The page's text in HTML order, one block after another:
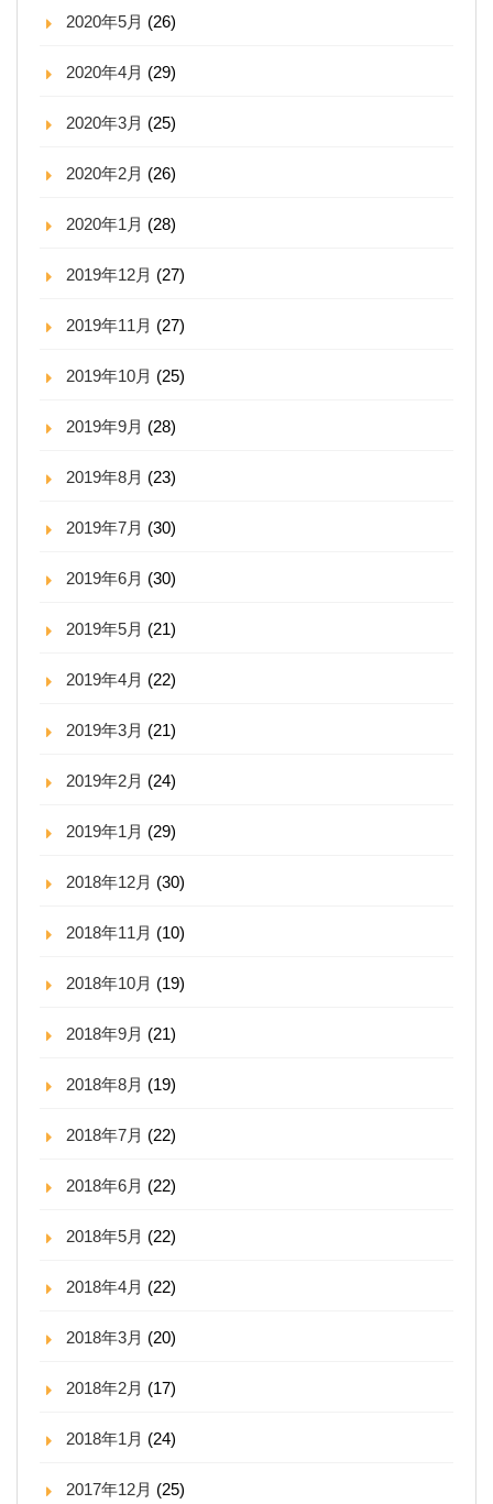
2020年5月 (26)
2020年4月 (29)
2020年3月 (25)
2020年2月 (26)
2020年1月 (28)
2019年12月 (27)
2019年11月 (27)
2019年10月 (25)
2019年9月 (28)
2019年8月 (23)
2019年7月 (30)
2019年6月 (30)
2019年5月 (21)
2019年4月 (22)
2019年3月 (21)
2019年2月 (24)
2019年1月 (29)
2018年12月 (30)
2018年11月 (10)
2018年10月 (19)
2018年9月 (21)
2018年8月 (19)
2018年7月 (22)
2018年6月 (22)
2018年5月 (22)
2018年4月 (22)
2018年3月 (20)
2018年2月 (17)
2018年1月 (24)
2017年12月 (25)